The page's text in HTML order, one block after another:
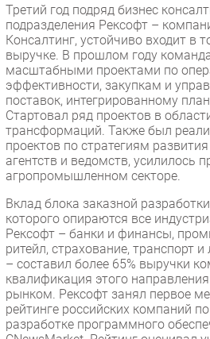
Тестовый стенд
Каталог компаний
Третий год подряд бизнес
подразделения Рексофт –
Консалтинг, устойчиво входит в
выручке. В прошлом году
масштабными проектами по
эффективности, закупкам и
поставок, интегрированному
Стартовал ряд проектов в
трансформаций. Также был
проектов по стратегиям
агентств и ведомств, усилилось
агропромышленном секторе.
Вклад блока заказной
которого опираются все
Рексофт – банки и финансы,
ритейл, страхование, транспорт и
– составил более 65% выручки
квалификация этого
рынком. Рексофт занял первое
рейтинге российских компаний
разработке программного